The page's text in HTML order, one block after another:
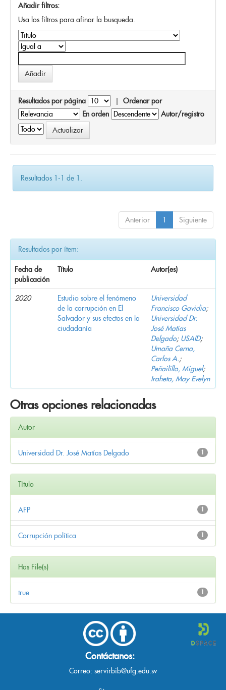
Añadir filtros:
Usa los filtros para afinar la busqueda.
Resultados por página | Ordenar por
En orden
Autor/registro
Resultados 1-1 de 1.
Anterior 1 Siguiente
Resultados por ítem:
Fecha de
publicación
Título Autor(es)
2020
Estudio sobre el fenómeno
de la corrupción en El
Salvador y sus efectos en la
ciudadanía
Universidad
Francisco Gavidia;
Universidad Dr.
José Matías
Delgado; USAID;
Umaña Cerna,
Carlos A.;
Peñailillo, Miguel;
Iraheta, May Evelyn
Otras opciones relacionadas
Autor
1
Universidad Dr. José Matías Delgado
Título
1
AFP
1
Corrupción política
Has File(s)
1
true
Contáctanos:
Correo: servirbib@ufg.edu.sv